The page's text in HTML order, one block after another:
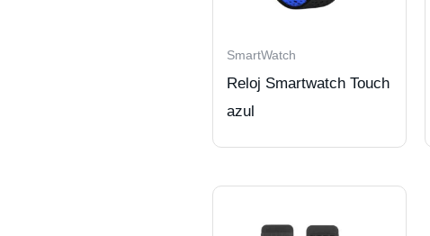
SmartWatch
Reloj Smartwatch Touch
azul